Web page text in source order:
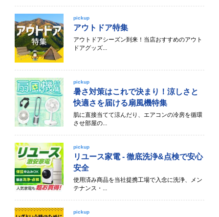
pickup
アウトドア特集
アウトドアシーズン到来！当店おすすめのアウト
ドアグッズ...
pickup
暑さ対策はこれで決まり！涼しさと
快適さを届ける扇風機特集
肌に直接当てて涼んだり、エアコンの冷房を循環
させ部屋の...
pickup
リユース家電 - 徹底洗浄&点検で安心
安全
使用済み商品を当社提携工場で入念に洗浄、メン
テナンス・...
pickup